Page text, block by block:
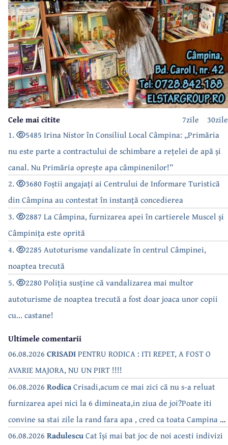
30zile
7zile
Cele mai citite
1.
5485 Irina Nistor în Consiliul Local Câmpina: „Primăria
nu este parte a contractului de schimbare a rețelei de apă și
canal. Nu Primăria oprește apa câmpinenilor!”
2.
3680 Foștii angajați ai Centrului de Informare Turistică
din Câmpina au contestat în instanță concedierea
3.
2887 La Câmpina, furnizarea apei în cartierele Muscel și
Câmpinița este oprită
4.
2285 Autoturisme vandalizate în centrul Câmpinei,
noaptea trecută
5.
2280 Poliția susține că vandalizarea mai multor
autoturisme de noaptea trecută a fost doar joaca unor copii
cu... castane!
Ultimele comentarii
06.08.2026 CRISADIPENTRU RODICA : ITI REPET, A FOST O
AVARIE MAJORA, NU UN PIRT !!!!
06.08.2026 RodicaCrisadi,acum ce mai zici că nu s-a reluat
furnizarea apei nici la 6 dimineata,in ziua de joi?Poate iti
convine sa stai zile la rand fara apa , cred ca toata Campina s-
a săturat de cate ori se tot oprește apa!!
06.08.2026 RadulescuCat își mai bat joc de noi acesti indivizi